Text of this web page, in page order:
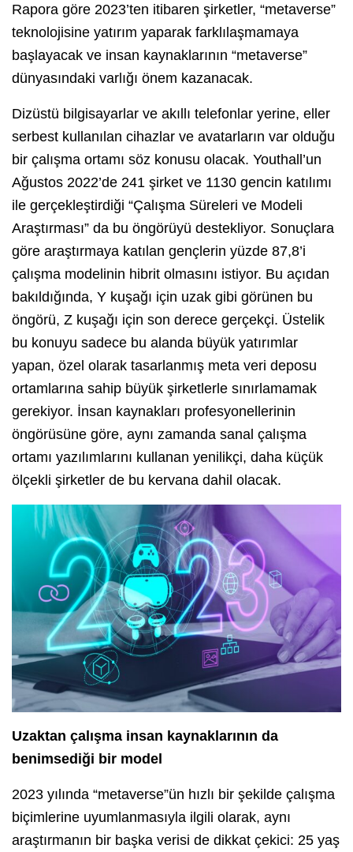
Rapora göre 2023’ten itibaren şirketler, “metaverse”
teknolojisine yatırım yaparak farklılaşmamaya
başlayacak ve insan kaynaklarının “metaverse”
dünyasındaki varlığı önem kazanacak.
Dizüstü bilgisayarlar ve akıllı telefonlar yerine, eller
serbest kullanılan cihazlar ve avatarların var olduğu
bir çalışma ortamı söz konusu olacak. Youthall’un
Ağustos 2022’de 241 şirket ve 1130 gencin katılımı
ile gerçekleştirdiği “Çalışma Süreleri ve Modeli
Araştırması” da bu öngörüyü destekliyor. Sonuçlara
göre araştırmaya katılan gençlerin yüzde 87,8’i
çalışma modelinin hibrit olmasını istiyor. Bu açıdan
bakıldığında, Y kuşağı için uzak gibi görünen bu
öngörü, Z kuşağı için son derece gerçekçi. Üstelik
bu konuyu sadece bu alanda büyük yatırımlar
yapan, özel olarak tasarlanmış meta veri deposu
ortamlarına sahip büyük şirketlerle sınırlamamak
gerekiyor. İnsan kaynakları profesyonellerinin
öngörüsüne göre, aynı zamanda sanal çalışma
ortamı yazılımlarını kullanan yenilikçi, daha küçük
ölçekli şirketler de bu kervana dahil olacak.
Uzaktan çalışma insan kaynaklarının da
benimsediği bir model
2023 yılında “metaverse”ün hızlı bir şekilde çalışma
biçimlerine uyumlanmasıyla ilgili olarak, aynı
araştırmanın bir başka verisi de dikkat çekici: 25 yaş